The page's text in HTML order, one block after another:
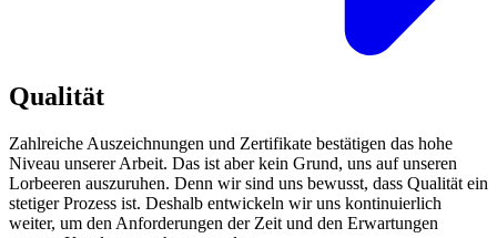
Qualität
Zahlreiche Auszeichnungen und Zertifikate bestätigen das hohe
Niveau unserer Arbeit. Das ist aber kein Grund, uns auf unseren
Lorbeeren auszuruhen. Denn wir sind uns bewusst, dass Qualität ein
stetiger Prozess ist. Deshalb entwickeln wir uns kontinuierlich
weiter, um den Anforderungen der Zeit und den Erwartungen